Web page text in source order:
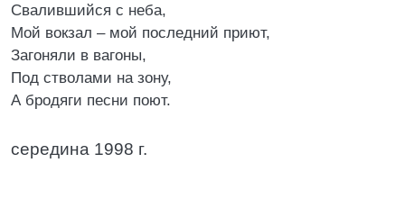
Свалившийся с неба,
Мой вокзал – мой последний приют,
Загоняли в вагоны,
Под стволами на зону,
А бродяги песни поют.
середина 1998 г.